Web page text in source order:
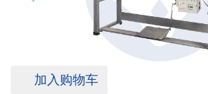
加入购物车